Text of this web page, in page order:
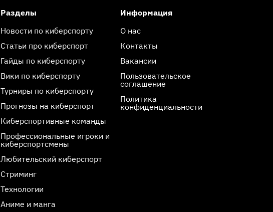
Разделы
Новости по киберспорту
Статьи про киберспорт
Гайды по киберспорту
Вики по киберспорту
Турниры по киберспорту
Прогнозы на киберспорт
Киберспортивные команды
Профессиональные игроки и
киберспортсмены
Любительский киберспорт
Стриминг
Технологии
Аниме и манга
Информация
О нас
Контакты
Вакансии
Пользовательское
соглашение
Политика
конфиденциальности